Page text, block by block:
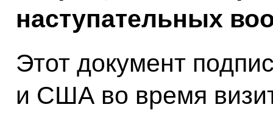
наступательных
Этот документ
и США во время